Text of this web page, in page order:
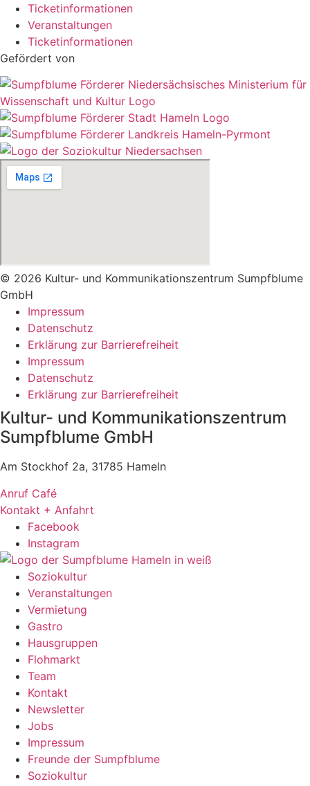
Ticketinformationen
Veranstaltungen
Ticketinformationen
Gefördert von
© 2026 Kultur- und Kommunikationszentrum Sumpfblume
GmbH
Impressum
Datenschutz
Erklärung zur Barrierefreiheit
Impressum
Datenschutz
Erklärung zur Barrierefreiheit
Kultur- und Kommunikationszentrum
Sumpfblume GmbH
Am Stockhof 2a, 31785 Hameln
Anruf Café
Kontakt + Anfahrt
Facebook
Instagram
Soziokultur
Veranstaltungen
Vermietung
Gastro
Hausgruppen
Flohmarkt
Team
Kontakt
Newsletter
Jobs
Impressum
Freunde der Sumpfblume
Soziokultur